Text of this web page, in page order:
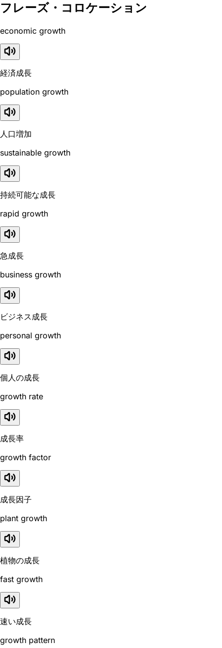
フレーズ・コロケーション
economic growth
経済成長
population growth
人口増加
sustainable growth
持続可能な成長
rapid growth
急成長
business growth
ビジネス成長
personal growth
個人の成長
growth rate
成長率
growth factor
成長因子
plant growth
植物の成長
fast growth
速い成長
growth pattern